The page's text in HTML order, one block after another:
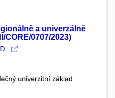
a univerzálně
CORE/0707/2023)
univerzitní základ